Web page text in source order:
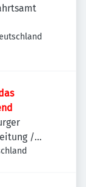
/